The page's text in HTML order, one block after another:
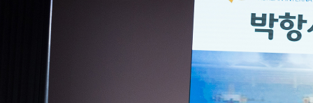
학교상징
학교 CI
교직원현황